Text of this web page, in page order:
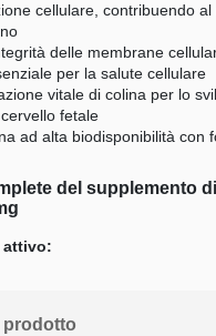
cellulare, contribuendo
delle membrane
per la salute cellulare
vitale di colina per lo
fetale
ad alta biodisponibilità con
del supplemento
attivo:
prodotto